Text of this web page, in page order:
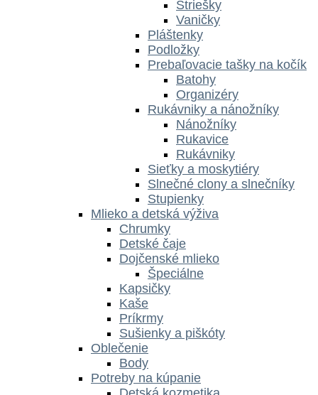
Striešky
Vaničky
Pláštenky
Podložky
Prebaľovacie tašky na kočík
Batohy
Organizéry
Rukávniky a nánožníky
Nánožníky
Rukavice
Rukávniky
Sieťky a moskytiéry
Slnečné clony a slnečníky
Stupienky
Mlieko a detská výživa
Chrumky
Detské čaje
Dojčenské mlieko
Špeciálne
Kapsičky
Kaše
Príkrmy
Sušienky a piškóty
Oblečenie
Body
Potreby na kúpanie